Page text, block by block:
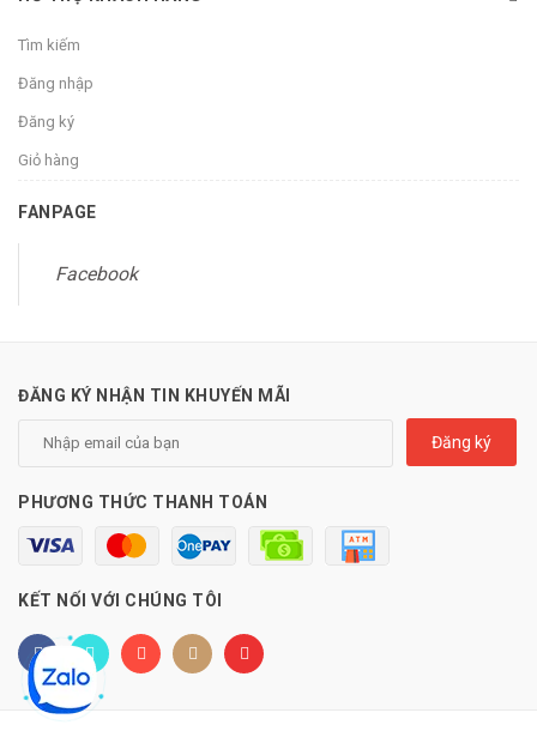
Tìm kiếm
Đăng nhập
Đăng ký
Giỏ hàng
FANPAGE
Facebook
ĐĂNG KÝ NHẬN TIN KHUYẾN MÃI
Đăng ký
PHƯƠNG THỨC THANH TOÁN
KẾT NỐI VỚI CHÚNG TÔI